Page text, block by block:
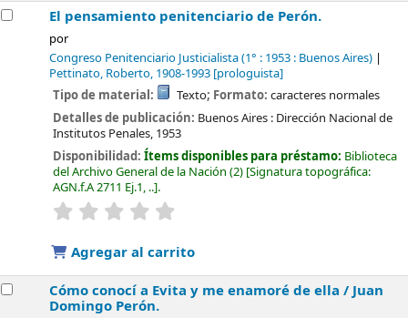
El pensamiento penitenciario de Perón.
por
Congreso Penitenciario Justicialista(1° : 1953 : Buenos Aires)
Pettinato, Roberto, 1908-1993 [prologuista]
Tipo de material: Texto; Formato: caracteres normales
Detalles de publicación: Buenos Aires : Dirección Nacional de
Institutos Penales, 1953
Disponibilidad:Ítems disponibles para préstamo: Biblioteca
del Archivo General de la Nación (2) Signatura topográfica:
AGN.f.A 2711 Ej.1, .. .
valoración
Agregar al carrito
Cómo conocí a Evita y me enamoré de ella / Juan
Domingo Perón.